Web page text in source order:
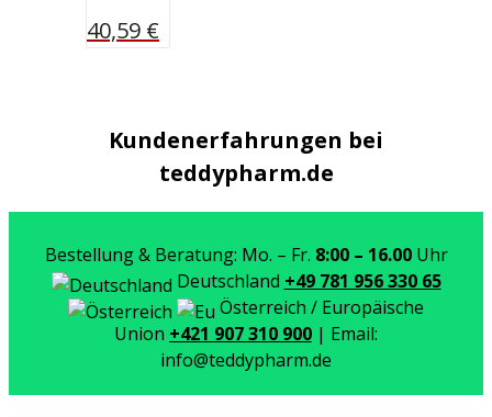
40,59 €
Kundenerfahrungen bei
teddypharm.de
Bestellung & Beratung: Mo. – Fr. 8:00 – 16.00Uhr
Deutschland +49 781 956 330 65
Österreich / Europäische
Union +421 907 310 900 | Email:
info@teddypharm.de